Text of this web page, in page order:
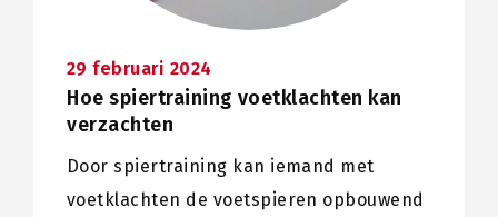
29 februari 2024
Hoe spiertraining voetklachten kan
verzachten
Door spiertraining kan iemand met
voetklachten de voetspieren opbouwend